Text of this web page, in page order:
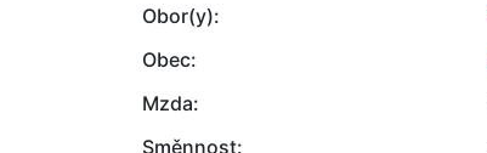
Obor(y):
Obec:
Mzda:
Směnnost: